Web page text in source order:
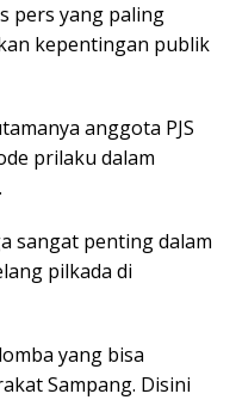
pers yang paling
kepentingan publik
anggota PJS
prilaku dalam
sangat penting dalam
pilkada di
yang bisa
Sampang. Disini